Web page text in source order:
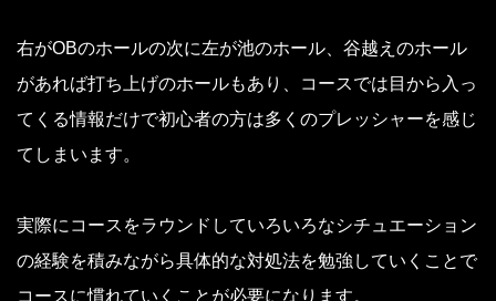
右がOBのホールの次に左が池のホール、谷越えのホール
があれば打ち上げのホールもあり、コースでは目から入っ
てくる情報だけで初心者の方は多くのプレッシャーを感じ
てしまいます。
実際にコースをラウンドしていろいろなシチュエーション
の経験を積みながら具体的な対処法を勉強していくことで
コースに慣れていくことが必要になります。